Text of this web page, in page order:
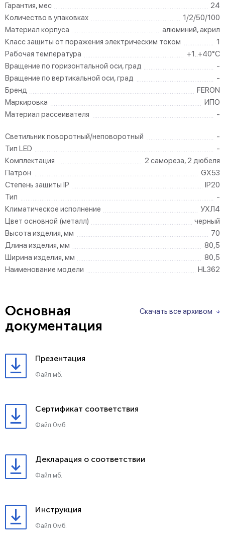
Гарантия, мес
24
Количество в упаковках
1/2/50/100
Материал корпуса
алюминий, акрил
Класс защиты от поражения электрическим током
1
Рабочая температура
+1..+40°C
Вращение по горизонтальной оси, град
-
Вращение по вертикальной оси, град
-
Бренд
FERON
Маркировка
ИПО
Материал рассеивателя
-
Светильник поворотный/неповоротный
-
Тип LED
-
Комплектация
2 самореза, 2 дюбеля
Патрон
GX53
Степень защиты IP
IP20
Тип
-
Климатическое исполнение
УХЛ4
Цвет основной (металл)
черный
Высота изделия, мм
70
Длина изделия, мм
80,5
Ширина изделия, мм
80,5
Наименование модели
HL362
Скачать все архивом
Основная
документация
Презентация
Файл мб.
Сертификат соответствия
Файл 0мб.
Декларация о соответствии
Файл мб.
Инструкция
Файл 0мб.